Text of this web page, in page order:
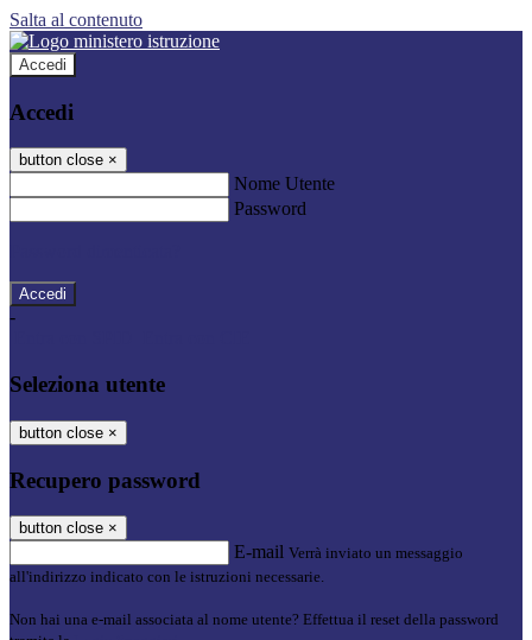
Salta al contenuto
Accedi
Accedi
button close ×
Nome Utente
Password
-
Seleziona utente
button close ×
Recupero password
button close ×
E-mail Verrà inviato un messaggio
all'indirizzo indicato con le istruzioni necessarie.
Non hai una e-mail associata al nome utente? Effettua il reset della password